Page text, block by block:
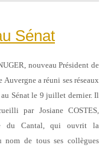
Sénat
nouveau Président de
Auvergne a réuni ses réseaux
au Sénat le 9 juillet dernier. Il
par Josiane COSTES,
du Cantal, qui ouvrit la
nom de tous ses collègues